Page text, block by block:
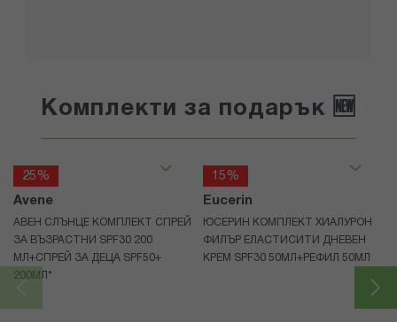
Комплекти за подарък 🆕
25%
Avene
АВЕН СЛЪНЦЕ КОМПЛЕКТ СПРЕЙ
ЗА ВЪЗРАСТНИ SPF30 200
МЛ+СПРЕЙ ЗА ДЕЦА SPF50+
200МЛ*
15%
Eucerin
ЮСЕРИН КОМПЛЕКТ ХИАЛУРОН
ФИЛЪР ЕЛАСТИСИТИ ДНЕВЕН
КРЕМ SPF30 50МЛ+РЕФИЛ 50МЛ